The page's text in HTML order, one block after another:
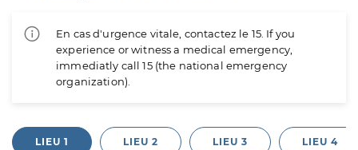
En cas d'urgence vitale, contactez le 15. If you
experience or witness a medical emergency,
immediatly call 15 (the national emergency
organization).
LIEU 1 LIEU 2 LIEU 3 LIEU 4